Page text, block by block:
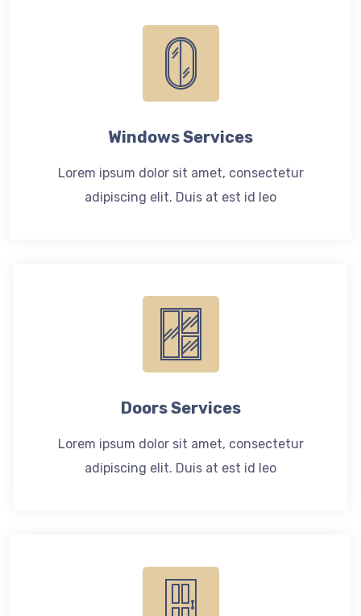
Windows Services
Lorem ipsum dolor sit amet, consectetur
adipiscing elit. Duis at est id leo
Doors Services
Lorem ipsum dolor sit amet, consectetur
adipiscing elit. Duis at est id leo